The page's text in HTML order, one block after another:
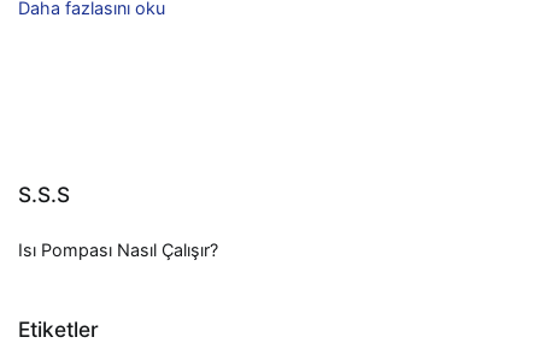
Daha fazlasını oku
S.S.S
Isı Pompası Nasıl Çalışır?
Etiketler